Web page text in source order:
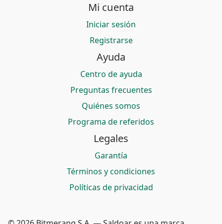
Mi cuenta
Iniciar sesión
Registrarse
Ayuda
Centro de ayuda
Preguntas frecuentes
Quiénes somos
Programa de referidos
Legales
Garantía
Términos y condiciones
Políticas de privacidad